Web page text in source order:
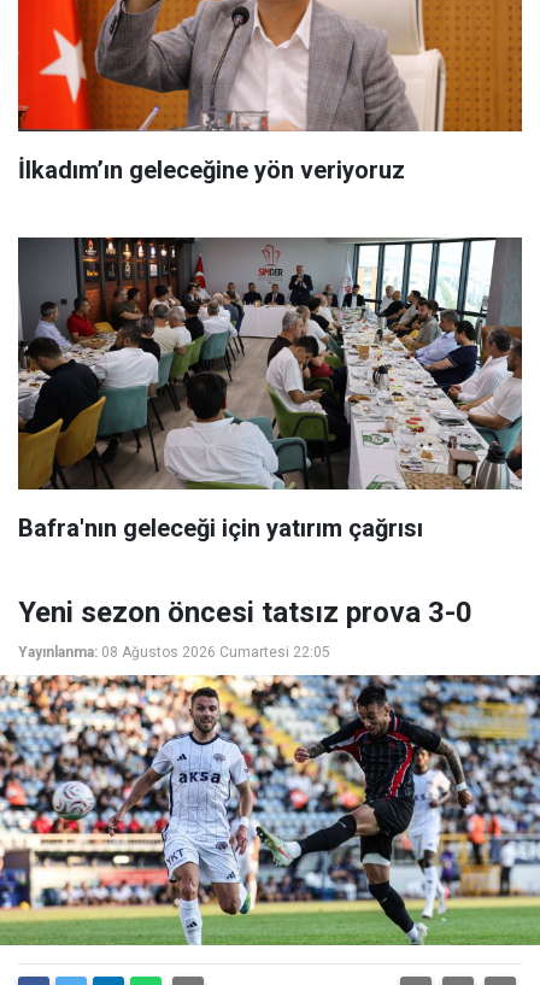
İlkadım’ın geleceğine yön veriyoruz
Bafra'nın geleceği için yatırım çağrısı
Yeni sezon öncesi tatsız prova 3-0
Yayınlanma: 08 Ağustos 2026 Cumartesi 22:05